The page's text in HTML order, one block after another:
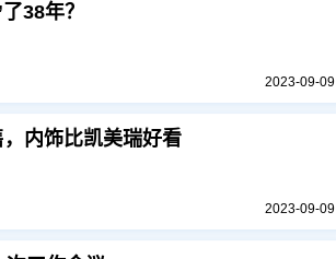
38年？
2023-09-09
内饰比凯美瑞好看
2023-09-09